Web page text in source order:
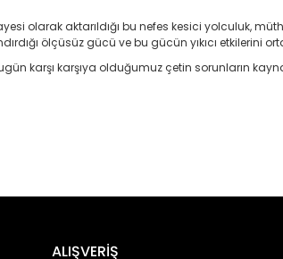
olarak aktarıldığı bu nefes kesici yolculuk,
ölçüsüz gücü ve bu gücün yıkıcı etkilerini
karşı karşıya olduğumuz çetin sorunların
ALIŞVERİŞ